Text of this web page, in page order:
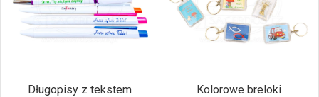
Długopisy z tekstem
Kolorowe breloki